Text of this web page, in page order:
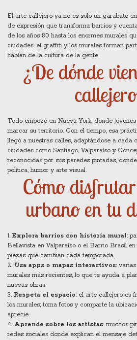
El arte callejero ya no es solo un garabato
de expresión que transforma barrios y
de los años 80 hasta los enormes murales
ciudades, el graffiti y los murales forman
hablan de la cultura de la gente.
¿De dónde
Todo empezó en Nueva York, donde
marcar su territorio. Con el tiempo, esa
llegó a nuestras calles, adaptándose a cada
ciudades como Santiago, Valparaíso y
reconocidas por sus paredes pintadas,
política, humor y arte visual.
Cómo
urbano en tu
1. Explora barrios con historia mural:
Bellavista en Valparaíso o el Barrio Brasil
piezas que cambian cada temporada.
2. Usa apps o mapas interactivos:
murales más recientes, lo que te ayuda a
nuevas obras.
3. Respeta el espacio: el arte callejero es
los murales; toma fotos y comparte la
aprecie.
4. Aprende sobre los artistas: muchos
redes sociales donde explican el mensaje